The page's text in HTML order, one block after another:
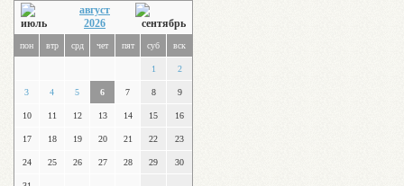
август
2026
пон втр срд чет пят суб вск
1 2
3 4 5 6 7 8 9
10 11 12 13 14 15 16
17 18 19 20 21 22 23
24 25 26 27 28 29 30